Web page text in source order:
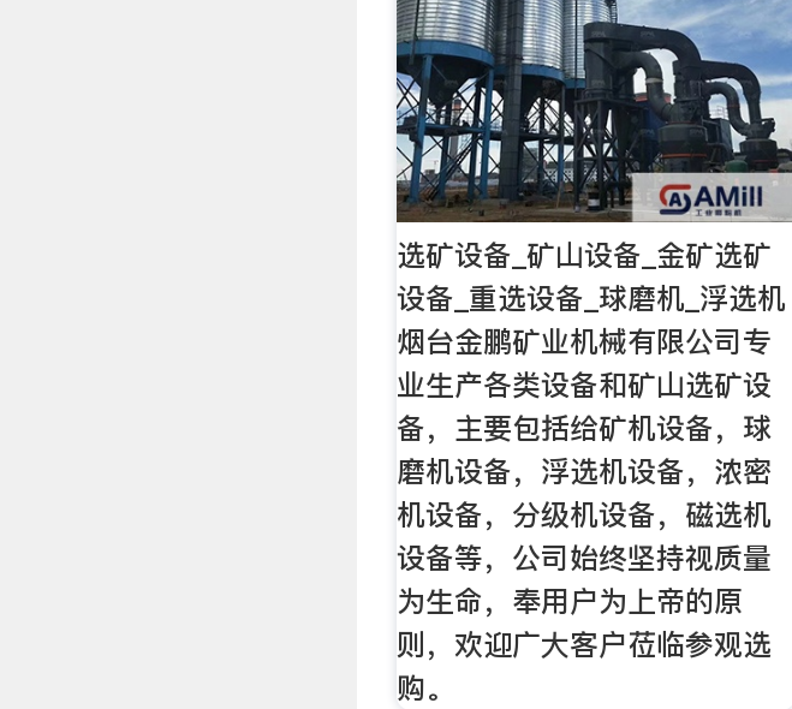
选矿设备_矿山设备_金矿选矿
设备_重选设备_球磨机_浮选机
烟台金鹏矿业机械有限公司专
业生产各类设备和矿山选矿设
备，主要包括给矿机设备，球
磨机设备，浮选机设备，浓密
机设备，分级机设备，磁选机
设备等，公司始终坚持视质量
为生命，奉用户为上帝的原
则，欢迎广大客户莅临参观选
购。